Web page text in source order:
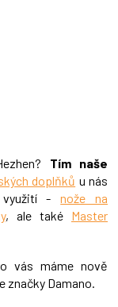
Tím naše
doplňků u nás
využití -nože na
, ale také Master
vás máme nově
značky Damano.